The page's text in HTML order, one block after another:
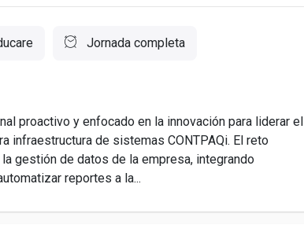
Jornada completa
proactivo y enfocado en la innovación para liderar el
infraestructura de sistemas CONTPAQi. El reto
gestión de datos de la empresa, integrando
reportes a la...